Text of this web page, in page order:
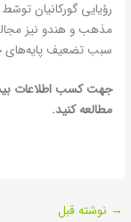
رؤیایی گورکانیان
مذهب و هندو نیز
سبب تضعیف پایه‌های
جهت کسب اطلاعات
مطالعه کنید.
→ نوشته قبل